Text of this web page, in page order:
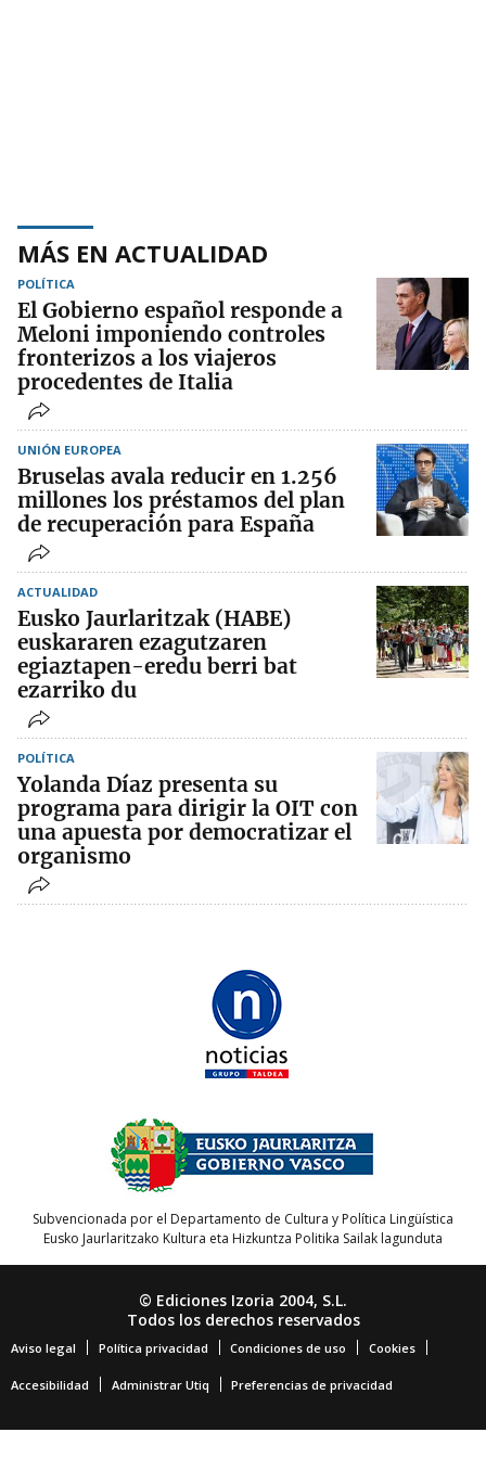
MÁS EN ACTUALIDAD
POLÍTICA
El Gobierno español responde a
Meloni imponiendo controles
fronterizos a los viajeros
procedentes de Italia
UNIÓN EUROPEA
Bruselas avala reducir en 1.256
millones los préstamos del plan
de recuperación para España
ACTUALIDAD
Eusko Jaurlaritzak (HABE)
euskararen ezagutzaren
egiaztapen-eredu berri bat
ezarriko du
POLÍTICA
Yolanda Díaz presenta su
programa para dirigir la OIT con
una apuesta por democratizar el
organismo
Subvencionada por el Departamento de Cultura y Política Lingüística
Eusko Jaurlaritzako Kultura eta Hizkuntza Politika Sailak lagunduta
© Ediciones Izoria 2004, S.L.
Todos los derechos reservados
Aviso legal Política privacidad Condiciones de uso Cookies
Accesibilidad Administrar Utiq Preferencias de privacidad